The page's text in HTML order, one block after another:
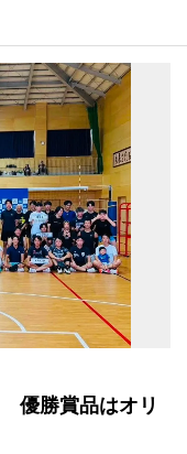
優勝賞品はオリ